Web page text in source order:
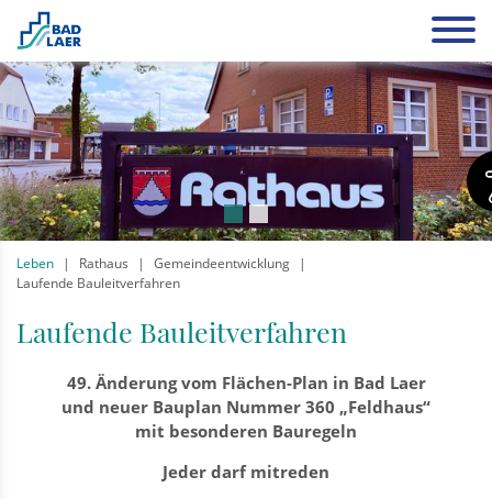
Leben Rathaus
Gemeindeentwicklung
Laufende Bauleitverfahren
Laufende Bauleitverfahren
49. Änderung vom Flächen-Plan in Bad Laer
und neuer Bauplan Nummer 360 „Feldhaus“
mit besonderen Bauregeln
Jeder darf mitreden